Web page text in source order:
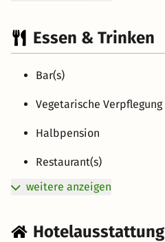
Essen & Trinken
Bar(s)
Vegetarische Verpflegung
Halbpension
Restaurant(s)
weitere anzeigen
Hotelausstattung